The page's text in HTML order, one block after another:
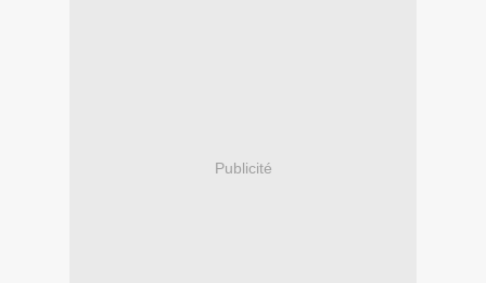
Publicité